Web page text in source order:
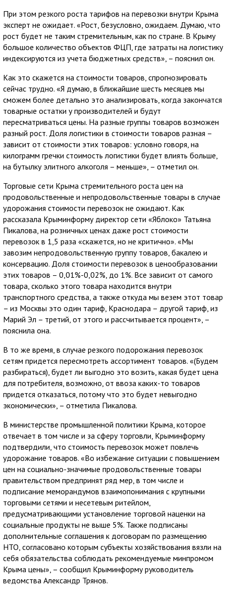
При этом резкого роста тарифов на перевозки внутри Крыма
эксперт не ожидает. «Рост, безусловно, ожидаем. Думаю, что
рост будет не таким стремительным, как по стране. В Крыму
большое количество объектов ФЦП, где затраты на логистику
индексируются из учета бюджетных средств», – пояснил он.
Как это скажется на стоимости товаров, спрогнозировать
сейчас трудно. «Я думаю, в ближайшие шесть месяцев мы
сможем более детально это анализировать, когда закончатся
товарные остатки у производителей и будут
пересматриваться цены. На разные группы товаров возможен
разный рост. Доля логистики в стоимости товаров разная –
зависит от стоимости этих товаров: условно говоря, на
килограмм гречки стоимость логистики будет влиять больше,
на бутылку элитного алкоголя – меньше», – отметил он.
Торговые сети Крыма стремительного роста цен на
продовольственные и непродовольственные товары в случае
удорожания стоимости перевозок не ожидают. Как
рассказала Крыминформу директор сети «Яблоко» Татьяна
Пикалова, на розничных ценах даже рост стоимости
перевозок в 1,5 раза «скажется, но не критично». «Мы
завозим непродовольственную группу товаров, бакалею и
консервацию. Доля стоимости перевозок в ценообразовании
этих товаров – 0,01%-0,02%, до 1%. Все зависит от самого
товара, сколько этого товара находится внутри
транспортного средства, а также откуда мы везем этот товар
– из Москвы это один тариф, Краснодара – другой тариф, из
Марий Эл – третий, от этого и рассчитывается процент», –
пояснила она.
В то же время, в случае резкого подорожания перевозок
сетям придется пересмотреть ассортимент товаров. «(Будем
разбираться), будет ли выгодно это возить, какая будет цена
для потребителя, возможно, от ввоза каких-то товаров
придется отказаться, потому что это будет невыгодно
экономически», – отметила Пикалова.
В министерстве промышленной политики Крыма, которое
отвечает в том числе и за сферу торговли, Крыминформу
подтвердили, что стоимость перевозок может повлечь
удорожание товаров. «Во избежание ситуации с повышением
цен на социально-значимые продовольственные товары
правительством предпринят ряд мер, в том числе и
подписание меморандумов взаимопонимания с крупными
торговыми сетями и несетевым ритейлом,
предусматривающими установление торговой наценки на
социальные продукты не выше 5%. Также подписаны
дополнительные соглашения к договорам по размещению
НТО, согласовано которым субъекты хозяйствования вязли на
себя обязательства соблюдать рекомендуемые минпромом
Крыма цены», – сообщил Крыминформу руководитель
ведомства Александр Трянов.